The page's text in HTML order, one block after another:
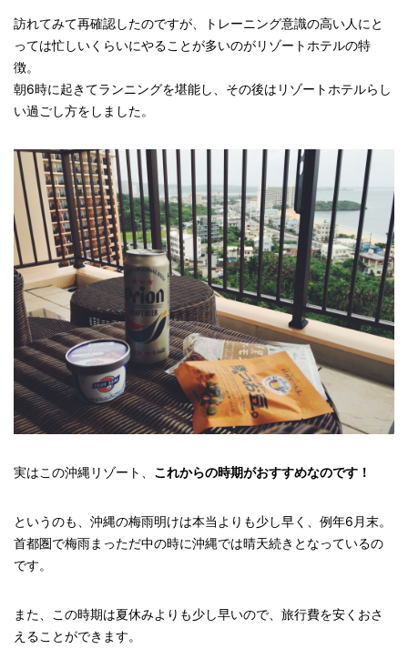
訪れてみて再確認したのですが、トレーニング意識の高い人にと
っては忙しいくらいにやることが多いのがリゾートホテルの特
徴。
朝6時に起きてランニングを堪能し、その後はリゾートホテルらし
い過ごし方をしました。
実はこの沖縄リゾート、 これからの時期がおすすめなのです！
というのも、沖縄の梅雨明けは本当よりも少し早く、例年6月末。
首都圏で梅雨まっただ中の時に沖縄では晴天続きとなっているの
です。
また、この時期は夏休みよりも少し早いので、旅行費を安くおさ
えることができます。